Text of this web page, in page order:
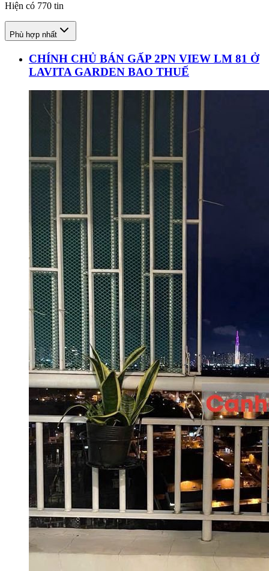
Hiện có 770 tin
Phù hợp nhất
CHÍNH CHỦ BÁN GẤP 2PN VIEW LM 81 Ở
LAVITA GARDEN BAO THUẾ